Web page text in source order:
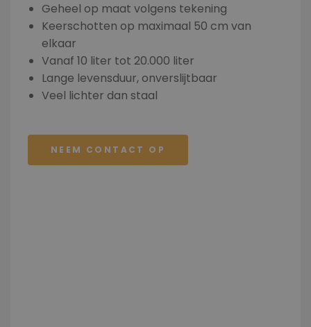
Geheel op maat volgens tekening
Keerschotten op maximaal 50 cm van
elkaar
Vanaf 10 liter tot 20.000 liter
Lange levensduur, onverslijtbaar
Veel lichter dan staal
NEEM CONTACT OP